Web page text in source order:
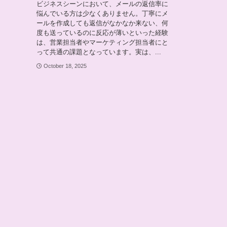
ビジネスシーンにおいて、メールの返信率に
悩んでいる方は少なくありません。丁寧にメ
ールを作成しても返信がなかなか来ない、何
度も送っているのに反応が薄いといった経験
は、営業担当者やマーケティング担当者にと
って共通の課題となっています。実は、...
October 18, 2025